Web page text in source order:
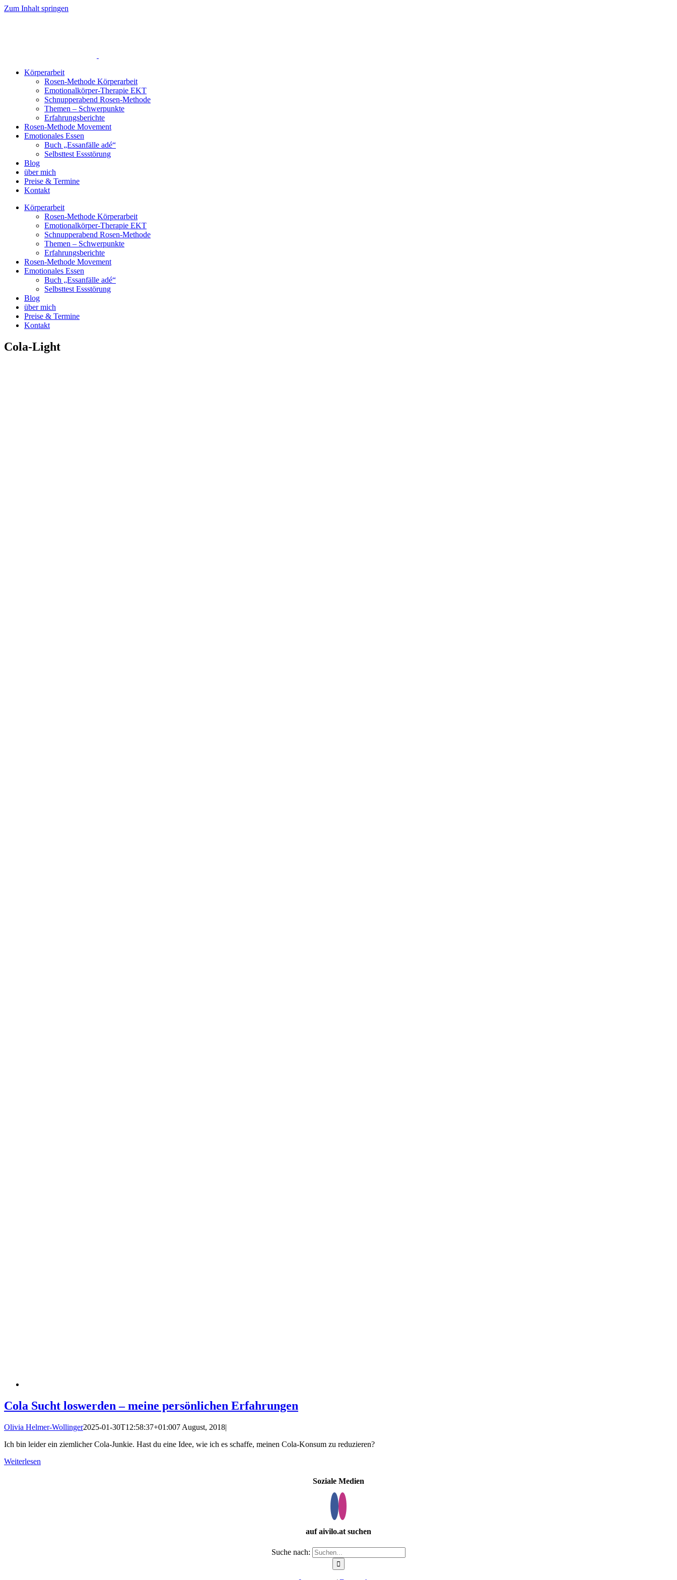
Zum Inhalt springen
Körperarbeit
Rosen-Methode Körperarbeit
Emotionalkörper-Therapie EKT
Schnupperabend Rosen-Methode
Themen – Schwerpunkte
Erfahrungsberichte
Rosen-Methode Movement
Emotionales Essen
Buch „Essanfälle adé“
Selbsttest Essstörung
Blog
über mich
Preise & Termine
Kontakt
Körperarbeit
Rosen-Methode Körperarbeit
Emotionalkörper-Therapie EKT
Schnupperabend Rosen-Methode
Themen – Schwerpunkte
Erfahrungsberichte
Rosen-Methode Movement
Emotionales Essen
Buch „Essanfälle adé“
Selbsttest Essstörung
Blog
über mich
Preise & Termine
Kontakt
Cola-Light
Cola Sucht loswerden – meine persönlichen Erfahrungen
Olivia Helmer-Wollinger2025-01-30T12:58:37+01:007 August, 2018|
Ich bin leider ein ziemlicher Cola-Junkie. Hast du eine Idee, wie ich es schaffe, meinen Cola-Konsum zu reduzieren?
Weiterlesen
Soziale Medien
auf aivilo.at suchen
Suche nach: